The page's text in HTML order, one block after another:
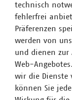
Für unsere
Verfügung.
technisch
fehlerfrei
Präferenzen
werden von
und dienen zur
Web-
wir die Dienste
können Sie